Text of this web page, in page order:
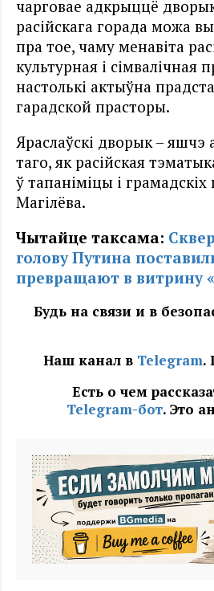
чарговае адкрыццё
расійскага горада можа
пра тое, чаму менавіта
культурная і сімвалічная
настолькі актыўна
гарадской прасторы.
Яраслаўскі дворык – яшчэ
таго, як расійская
ў тапаніміцы і грамадскіх
Магілёва.
Чытайце таксама:
голову Путина
превращают в витрину
Будь на связи и в
Наш канал в Telegram.
Есть о чем
Telegram-бот. Это